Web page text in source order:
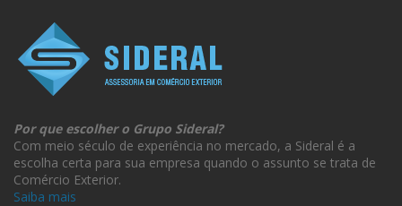
Por que escolher o Grupo Sideral?
Com meio século de experiência no mercado, a Sideral é a
escolha certa para sua empresa quando o assunto se trata de
Comércio Exterior.
Saiba mais